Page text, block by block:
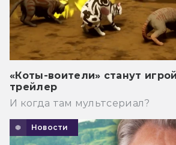
«Коты-воители» станут
трейлер
И когда там мультсериал?
Новости